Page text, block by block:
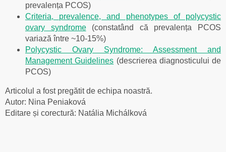
prevalența PCOS)
Criteria, prevalence, and phenotypes of polycystic
ovary syndrome(constatând că prevalența PCOS
variază între ~10-15%)
Polycystic Ovary Syndrome: Assessment and
Management Guidelines (descrierea diagnosticului de
PCOS)
Articolul a fost pregătit de echipa noastră.
Autor: Nina Peniaková
Editare și corectură: Natália Michálková